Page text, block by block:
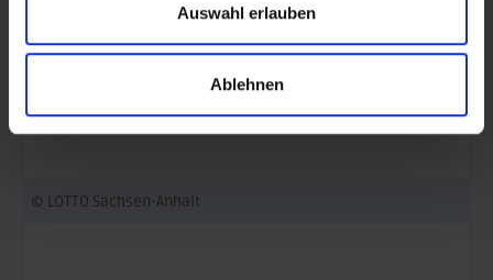
Auswahl erlauben
Ablehnen
© LOTTO Sachsen-Anhalt